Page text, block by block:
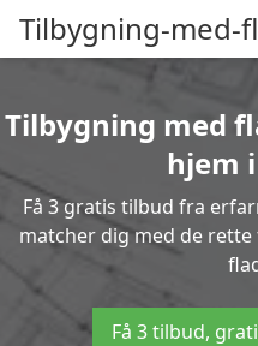
Tilbygning-med-
Tilbygning med
hjem
Få 3 gratis tilbud fra
matcher dig med de
Få 3 tilbud,